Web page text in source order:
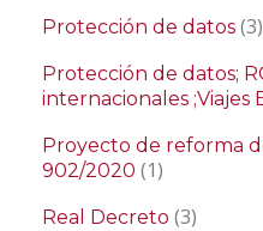
Protección de datos (3)
Protección de datos;
internacionales ;Viajes
Proyecto de reforma
902/2020 (1)
Real Decreto (3)